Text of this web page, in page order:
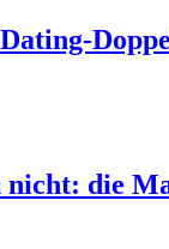
nicht: die